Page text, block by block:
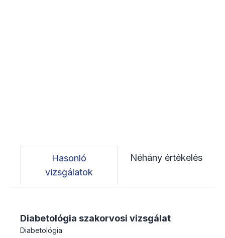
Hasonló
vizsgálatok
Néhány értékelés
Diabetológia szakorvosi vizsgálat
Diabetológia